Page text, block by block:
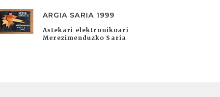
ARGIA SARIA 1999
Astekari elektronikoari
Merezimenduzko Saria